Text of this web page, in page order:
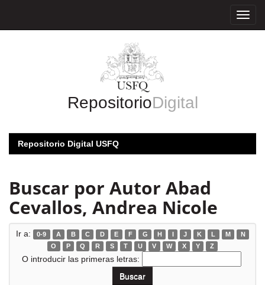
RepositorioDigital
Repositorio Digital USFQ
Buscar por Autor Abad
Cevallos, Andrea Nicole
Ir a: 0-9 A B C D E F G H I J K L M
N
O
P Q R S T U V W X Y Z
O introducir las primeras letras: